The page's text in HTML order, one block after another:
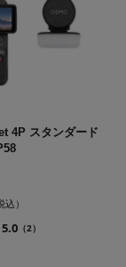
4P スタンダード
込）
5.0 （2）